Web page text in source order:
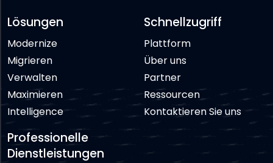
Lösungen
Modernize
Migrieren
Verwalten
Maximieren
Intelligence
Professionelle
Dienstleistungen
Schnellzugriff
Plattform
Über uns
Partner
Ressourcen
Kontaktieren Sie uns